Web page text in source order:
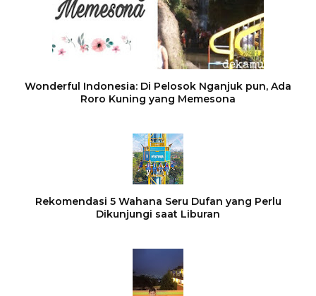
Wonderful Indonesia: Di Pelosok Nganjuk pun, Ada
Roro Kuning yang Memesona
Rekomendasi 5 Wahana Seru Dufan yang Perlu
Dikunjungi saat Liburan